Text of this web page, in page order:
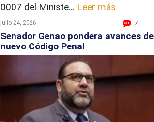
0007 del Ministe... Leer más
julio 24, 2026 7
Senador Genao pondera avances de
nuevo Código Penal